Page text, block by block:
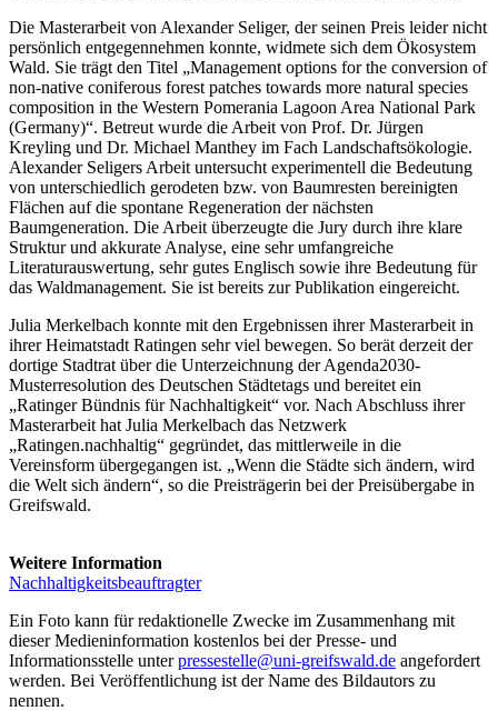
Die Masterarbeit von Alexander Seliger, der seinen Preis leider nicht
persönlich entgegennehmen konnte, widmete sich dem Ökosystem
Wald. Sie trägt den Titel „Management options for the conversion of
non-native coniferous forest patches towards more natural species
composition in the Western Pomerania Lagoon Area National Park
(Germany)“. Betreut wurde die Arbeit von Prof. Dr. Jürgen
Kreyling und Dr. Michael Manthey im Fach Landschaftsökologie.
Alexander Seligers Arbeit untersucht experimentell die Bedeutung
von unterschiedlich gerodeten bzw. von Baumresten bereinigten
Flächen auf die spontane Regeneration der nächsten
Baumgeneration. Die Arbeit überzeugte die Jury durch ihre klare
Struktur und akkurate Analyse, eine sehr umfangreiche
Literaturauswertung, sehr gutes Englisch sowie ihre Bedeutung für
das Waldmanagement. Sie ist bereits zur Publikation eingereicht.
Julia Merkelbach konnte mit den Ergebnissen ihrer Masterarbeit in
ihrer Heimatstadt Ratingen sehr viel bewegen. So berät derzeit der
dortige Stadtrat über die Unterzeichnung der Agenda2030-
Musterresolution des Deutschen Städtetags und bereitet ein
„Ratinger Bündnis für Nachhaltigkeit“ vor. Nach Abschluss ihrer
Masterarbeit hat Julia Merkelbach das Netzwerk
„Ratingen.nachhaltig“ gegründet, das mittlerweile in die
Vereinsform übergegangen ist. „Wenn die Städte sich ändern, wird
die Welt sich ändern“, so die Preisträgerin bei der Preisübergabe in
Greifswald.
Weitere Information
Nachhaltigkeitsbeauftragter
Ein Foto kann für redaktionelle Zwecke im Zusammenhang mit
dieser Medieninformation kostenlos bei der Presse- und
Informationsstelle unterpressestelle@uni-greifswald.de angefordert
werden. Bei Veröffentlichung ist der Name des Bildautors zu
nennen.